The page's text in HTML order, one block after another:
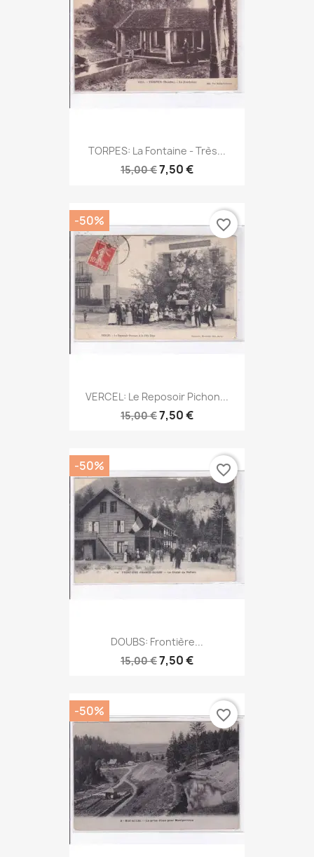
TORPES: La Fontaine - Très...
15,00 €7,50 €
VERCEL: Le Reposoir Pichon...
15,00 €7,50 €
-50% favorite_border
DOUBS: Frontière...
15,00 €7,50 €
-50% favorite_border
-50% favorite_border